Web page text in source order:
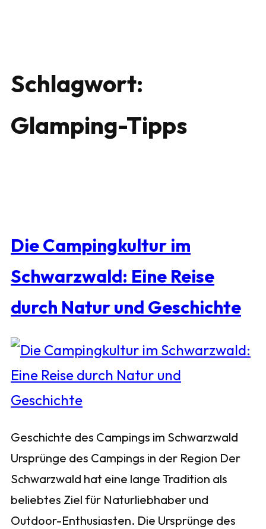
Schlagwort:
Glamping-Tipps
Die Campingkultur im
Schwarzwald: Eine Reise
durch Natur und Geschichte
Geschichte des Campings im Schwarzwald
Ursprünge des Campings in der Region Der
Schwarzwald hat eine lange Tradition als
beliebtes Ziel für Naturliebhaber und
Outdoor-Enthusiasten. Die Ursprünge des